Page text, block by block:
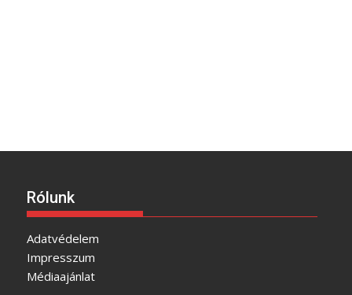
Rólunk
Adatvédelem
Impresszum
Médiaajánlat